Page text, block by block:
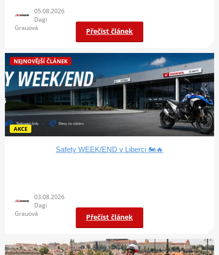
Přečíst článek
05.08.2026
Dagi
Grauová
Safety WEEK/END v Liberci 🏍️🔥
NEJNOVĚJŠÍ ČLÁNEK
AKCE
Přečíst článek
03.08.2026
Dagi
Grauová